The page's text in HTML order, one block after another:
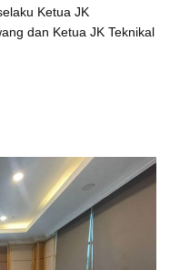
Ketua JK
dan Ketua JK Teknikal